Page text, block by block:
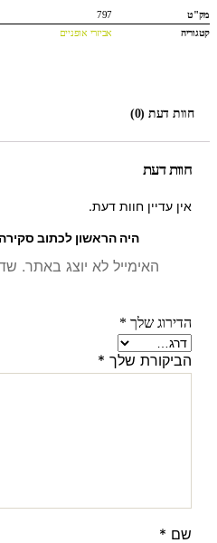
מק"ט
797
קטגוריה
אביזרי אופניים
חוות דעת (0)
חוות דעת
אין עדיין חוות דעת.
היה הראשון לכתוב
האימייל לא יוצג באתר.
הדירוג שלך *
הביקורת שלך *
שם *